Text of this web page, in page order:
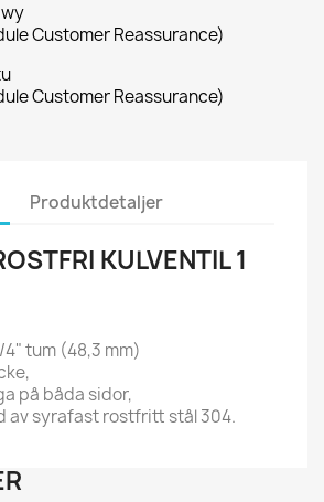
Customer Reassurance)
Customer Reassurance)
Produktdetaljer
KULVENTIL 1
4" tum (48,3 mm)
på båda sidor,
av syrafast rostfritt stål 304.